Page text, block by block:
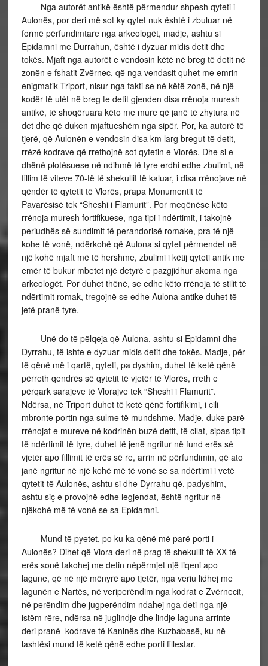
Nga autorët antikë është përmendur shpesh qyteti i
Aulonës, por deri më sot ky qytet nuk është i zbuluar në
formë përfundimtare nga arkeologët, madje, ashtu si
Epidamni me Durrahun, është i dyzuar midis detit dhe
tokës. Mjaft nga autorët e vendosin këtë në breg të detit në
zonën e fshatit Zvërnec, që nga vendasit quhet me emrin
enigmatik Triport, nisur nga fakti se në këtë zonë, në një
kodër të ulët në breg te detit gjenden disa rrënoja muresh
antikë, të shoqëruara këto me mure që janë të zhytura në
det dhe që duken mjaftueshëm nga sipër. Por, ka autorë të
tjerë, që Aulonën e vendosin disa km larg bregut të detit,
rrëzë kodrave që rrethojnë sot qytetin e Vlorës. Dhe si e
dhënë plotësuese në ndihmë të tyre erdhi edhe zbulimi, në
fillim të viteve 70-të të shekullit të kaluar, i disa rrënojave në
qëndër të qytetit të Vlorës, prapa Monumentit të
Pavarësisë tek “Sheshi i Flamurit”. Por meqënëse këto
rrënoja muresh fortifikuese, nga tipi i ndërtimit, i takojnë
periudhës së sundimit të perandorisë romake, pra të një
kohe të vonë, ndërkohë që Aulona si qytet përmendet në
një kohë mjaft më të hershme, zbulimi i këtij qyteti antik me
emër të bukur mbetet një detyrë e pazgjidhur akoma nga
arkeologët. Por duhet thënë, se edhe këto rrënoja të stilit të
ndërtimit romak, tregojnë se edhe Aulona antike duhet të
jetë pranë tyre.
Unë do të pëlqeja që Aulona, ashtu si Epidamni dhe
Dyrrahu, të ishte e dyzuar midis detit dhe tokës. Madje, për
të qënë më i qartë, qyteti, pa dyshim, duhet të ketë qënë
përreth qendrës së qytetit të vjetër të Vlorës, rreth e
përqark sarajeve të Vlorajve tek “Sheshi i Flamurit”.
Ndërsa, në Triport duhet të ketë qënë fortifikimi, i cili
mbronte portin nga sulme të mundshme. Madje, duke parë
rrënojat e mureve në kodrinën buzë detit, të cilat, sipas tipit
të ndërtimit të tyre, duhet të jenë ngritur në fund erës së
vjetër apo fillimit të erës së re, arrin në përfundimin, që ato
janë ngritur në një kohë më të vonë se sa ndërtimi i vetë
qytetit të Aulonës, ashtu si dhe Dyrrahu që, padyshim,
ashtu siç e provojnë edhe legjendat, është ngritur në
njëkohë më të vonë se sa Epidamni.
Mund të pyetet, po ku ka qënë më parë porti i
Aulonës? Dihet që Vlora deri në prag të shekullit të XX të
erës sonë takohej me detin nëpërmjet një liqeni apo
lagune, që në një mënyrë apo tjetër, nga veriu lidhej me
lagunën e Nartës, në veriperëndim nga kodrat e Zvërnecit,
në perëndim dhe jugperëndim ndahej nga deti nga një
istëm rëre, ndërsa në juglindje dhe lindje laguna arrinte
deri pranë kodrave të Kaninës dhe Kuzbabasë, ku në
lashtësi mund të ketë qënë edhe porti fillestar.